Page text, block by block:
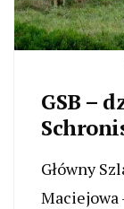
GSB –
Główny
Maciejowa